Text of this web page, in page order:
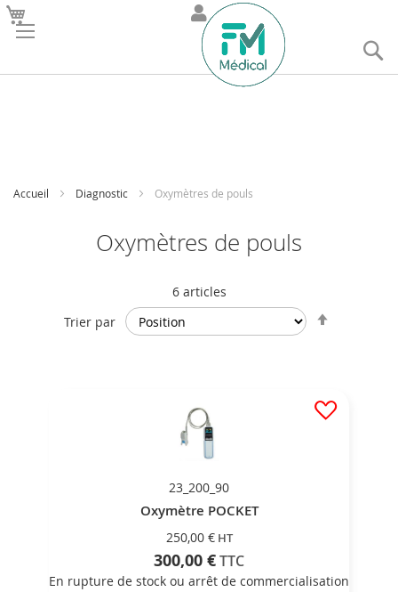
Accueil Diagnostic Oxymètres de pouls
Oxymètres de pouls
6articles
Trier par
23_200_90
Oxymètre POCKET
250,00 €
300,00 €
En rupture de stock ou arrêt de commercialisation